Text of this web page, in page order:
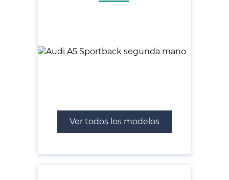
Ver todos los modelos